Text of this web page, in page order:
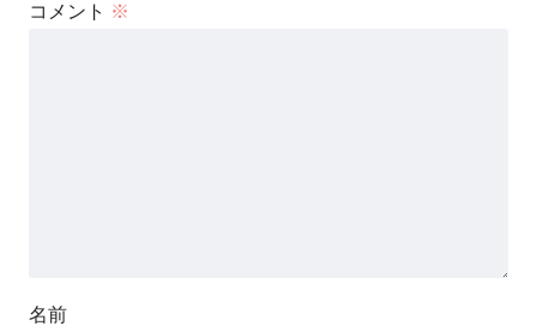
コメント ※
名前